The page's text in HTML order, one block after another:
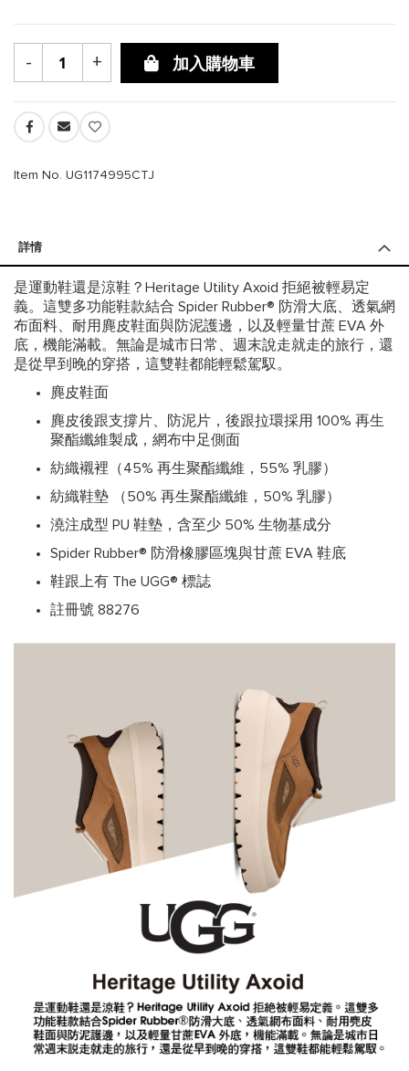
- + 加入購物車
Item No. UG1174995CTJ
詳情
是運動鞋還是涼鞋？Heritage Utility Axoid 拒絕被輕易定
義。這雙多功能鞋款結合 Spider Rubber® 防滑大底、透氣網
布面料、耐用麂皮鞋面與防泥護邊，以及輕量甘蔗 EVA 外
底，機能滿載。無論是城市日常、週末說走就走的旅行，還
是從早到晚的穿搭，這雙鞋都能輕鬆駕馭。
麂皮鞋面
麂皮後跟支撐片、防泥片，後跟拉環採用 100% 再生
聚酯纖維製成，網布中足側面
紡織襯裡（45% 再生聚酯纖維，55% 乳膠）
紡織鞋墊 （50% 再生聚酯纖維，50% 乳膠）
澆注成型 PU 鞋墊，含至少 50% 生物基成分
Spider Rubber® 防滑橡膠區塊與甘蔗 EVA 鞋底
鞋跟上有 The UGG® 標誌
註冊號 88276